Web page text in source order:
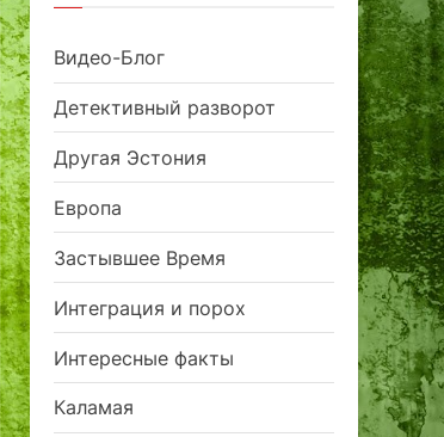
Видео-Блог
Детективный разворот
Другая Эстония
Европа
Застывшее Время
Интеграция и порох
Интересные факты
Каламая